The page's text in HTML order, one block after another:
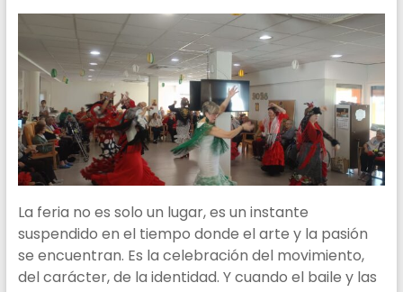
La feria no es solo un lugar, es un instante
suspendido en el tiempo donde el arte y la pasión
se encuentran. Es la celebración del movimiento,
del carácter, de la identidad. Y cuando el baile y las